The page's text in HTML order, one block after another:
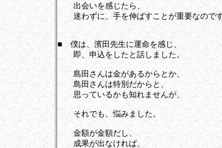
出会いを感じたら、
迷わずに、手を伸ばすことが重要なので
■ 僕は、濱田先生に運命を感じ、
即、申込をしたと話しました。
島田さんは金があるからとか、
島田さんは特別だからと、
思っているかも知れませんが、
それでも、悩みました。
金額が金額だし、
成果が出なければ、